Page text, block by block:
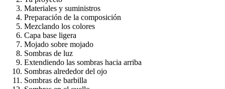
Materiales y suministros
Preparación de la composición
Mezclando los colores
Capa base ligera
Mojado sobre mojado
Sombras de luz
Extendiendo las sombras hacia arriba
Sombras alrededor del ojo
Sombras de barbilla